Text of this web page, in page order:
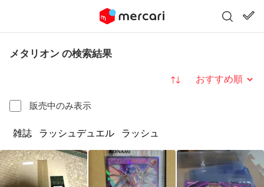
メタリオン の検索結果
販売中のみ表示
並び替え
雑誌 ラッシュデュエル ラッシュ